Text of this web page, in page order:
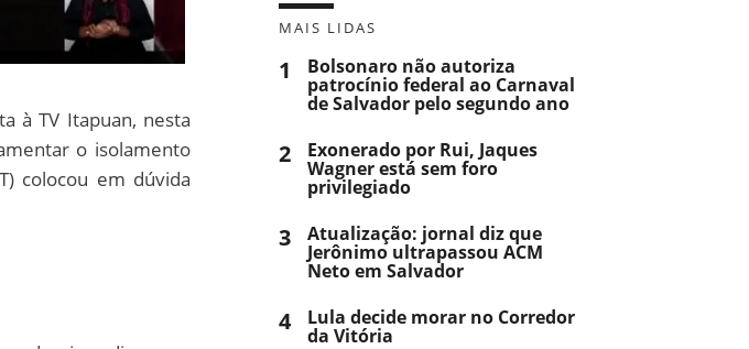
à TV Itapuan, nesta
o isolamento
colocou em dúvida
MAIS LIDAS
1 Bolsonaro não autoriza
patrocínio federal ao Carnaval
de Salvador pelo segundo ano
2 Exonerado por Rui, Jaques
Wagner está sem foro
privilegiado
3 Atualização: jornal diz que
Jerônimo ultrapassou ACM
Neto em Salvador
4 Lula decide morar no Corredor
da Vitória